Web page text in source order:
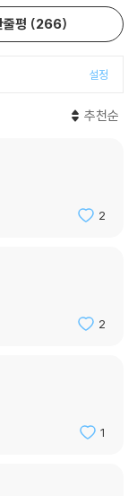
줄평 266
설정
추천순
2
2
1